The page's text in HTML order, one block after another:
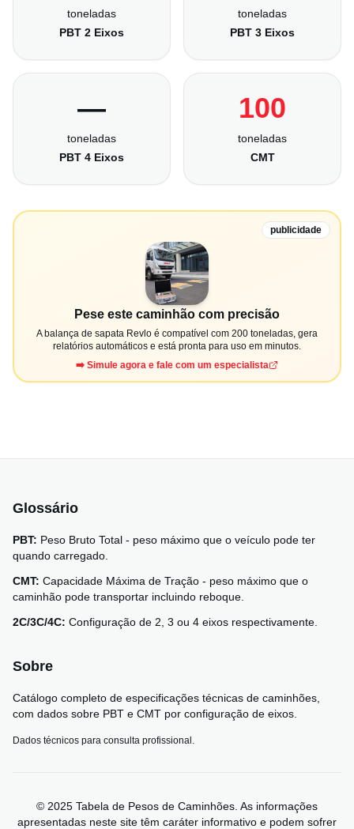
toneladas
PBT 2 Eixos
toneladas
PBT 3 Eixos
—
toneladas
PBT 4 Eixos
100
toneladas
CMT
publicidade
Pese este caminhão com precisão
A balança de sapata Revlo é compatível com 200 toneladas, gera
relatórios automáticos e está pronta para uso em minutos.
➡️ Simule agora e fale com um especialista
Glossário
PBT: Peso Bruto Total - peso máximo que o veículo pode ter
quando carregado.
CMT: Capacidade Máxima de Tração - peso máximo que o
caminhão pode transportar incluindo reboque.
2C/3C/4C: Configuração de 2, 3 ou 4 eixos respectivamente.
Sobre
Catálogo completo de especificações técnicas de caminhões,
com dados sobre PBT e CMT por configuração de eixos.
Dados técnicos para consulta profissional.
© 2025 Tabela de Pesos de Caminhões. As informações
apresentadas neste site têm caráter informativo e podem sofrer